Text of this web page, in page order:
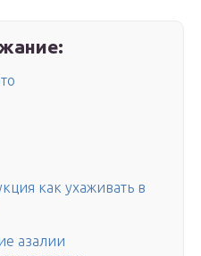
как ухаживать в
азалии